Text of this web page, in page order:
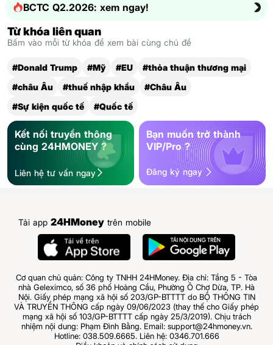
BCTC Q2.2026: xem ngay!
Từ khóa liên quan
Bấm vào mỗi từ khóa để xem bài cùng chủ đề
#Donald Trump #Mỹ #EU
#thỏa thuận thương mại
#châu Âu
#thuế nhập khẩu
#Châu Âu
#Sự kiện quốc tế
#Quốc tế
Kết nối truyền thông
cùng 24HMONEY ?
Liên hệ tư vấn ngay
Bạn muốn trở thành
VIP/Pro ?
Đăng ký ngay
Tải app 24HMoney trên mobile
Cơ quan chủ quản: Công ty TNHH 24HMoney. Địa chỉ: Tầng 5 - Tòa
nhà Geleximco, số 36 phố Hoàng Cầu, Phường Ô Chợ Dừa, TP. Hà
Nội. Giấy phép mạng xã hội số 203/GP-BTTTT do BỘ THÔNG TIN
VÀ TRUYỀN THÔNG cấp ngày 09/06/2023 (thay thế cho Giấy phép
mạng xã hội số 103/GP-BTTTT cấp ngày 25/3/2019). Chịu trách
nhiệm nội dung: Phạm Đình Bằng. Email: support@24hmoney.vn.
Hotline: 038.509.6665. Liên hệ: 0346.701.666